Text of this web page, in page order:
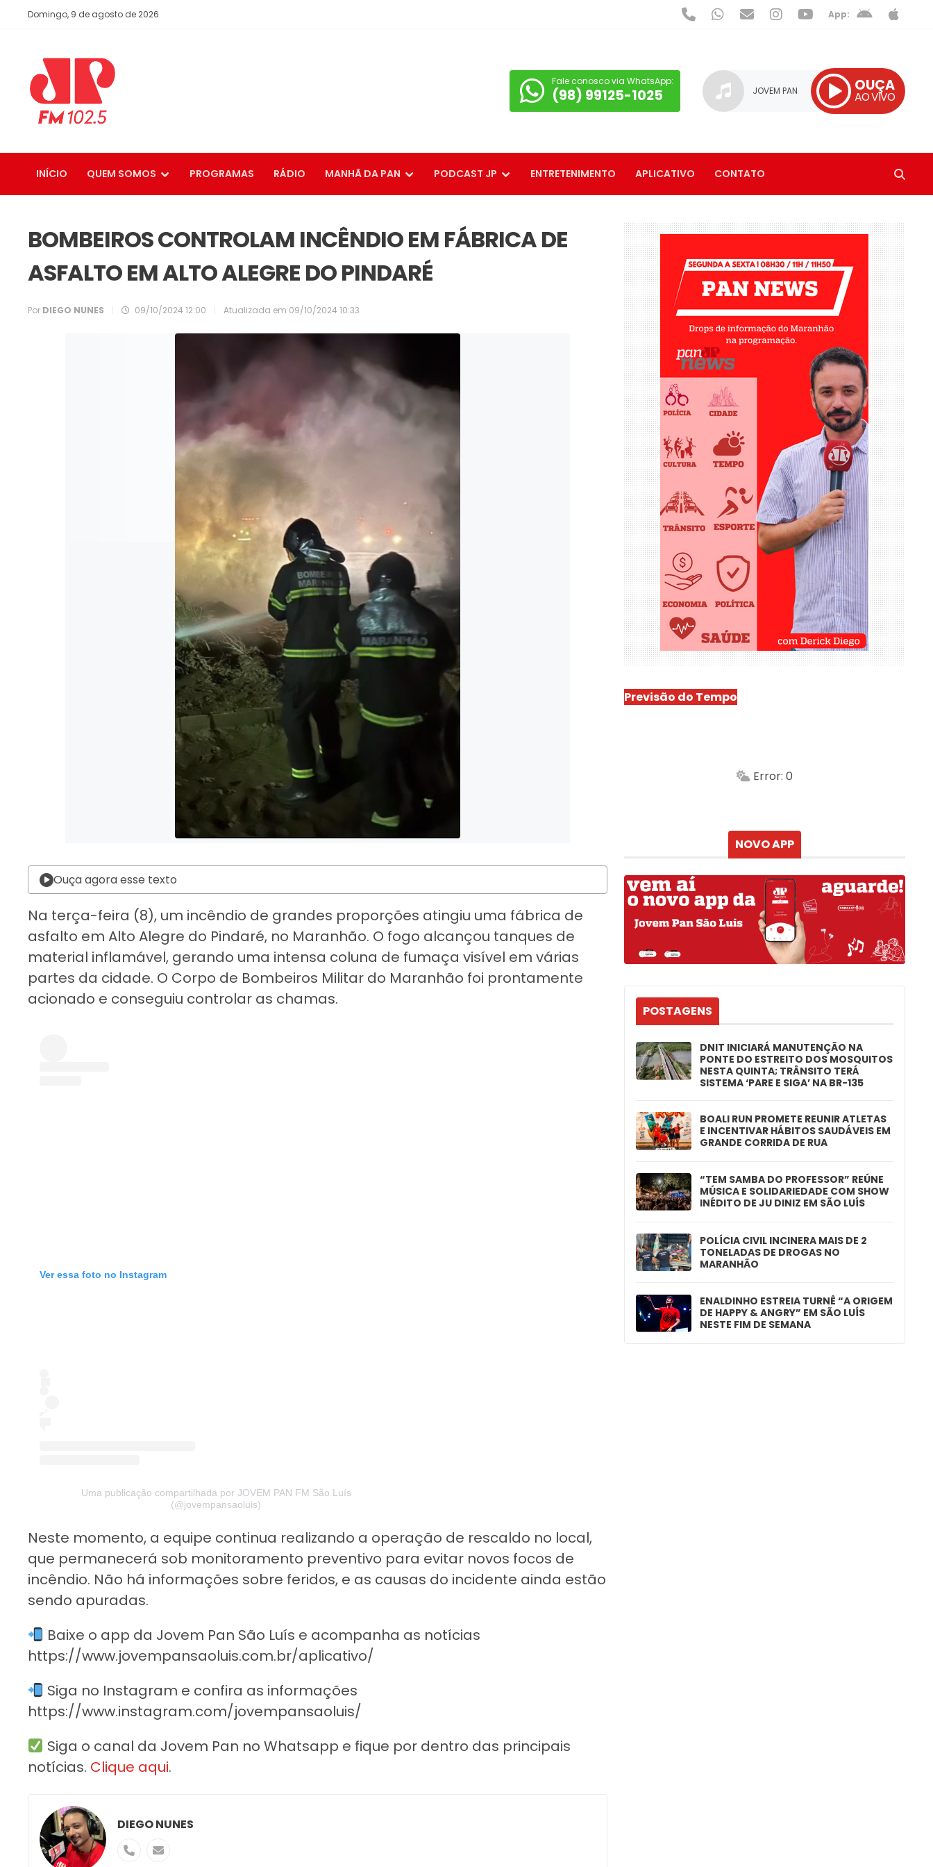
Domingo, 9 de agosto de 2026 App:
Fale conosco via WhatsApp:
(98) 99125-1025 JOVEM PAN OUÇA
AO VIVO
INÍCIO QUEM SOMOS PROGRAMAS RÁDIO MANHÃ DA PAN PODCAST JP ENTRETENIMENTO APLICATIVO CONTATO
BOMBEIROS CONTROLAM INCÊNDIO EM FÁBRICA DE
ASFALTO EM ALTO ALEGRE DO PINDARÉ
Por DIEGO NUNES 09/10/2024 12:00 Atualizada em 09/10/2024 10:33
Ouça agora esse texto
Na terça-feira (8), um incêndio de grandes proporções atingiu uma fábrica de
asfalto em Alto Alegre do Pindaré, no Maranhão. O fogo alcançou tanques de
material inflamável, gerando uma intensa coluna de fumaça visível em várias
partes da cidade. O Corpo de Bombeiros Militar do Maranhão foi prontamente
acionado e conseguiu controlar as chamas.
Ver essa foto no Instagram
Uma publicação compartilhada por JOVEM PAN FM São Luís
(@jovempansaoluis)
Neste momento, a equipe continua realizando a operação de rescaldo no local,
que permanecerá sob monitoramento preventivo para evitar novos focos de
incêndio. Não há informações sobre feridos, e as causas do incidente ainda estão
sendo apuradas.
Baixe o app da Jovem Pan São Luís e acompanha as notícias
https://www.jovempansaoluis.com.br/aplicativo/
Siga no Instagram e confira as informações
https://www.instagram.com/jovempansaoluis/
Siga o canal da Jovem Pan no Whatsapp e fique por dentro das principais
notícias. Clique aqui.
DIEGO NUNES
Previsão do Tempo
Min.
Error: 0
NOVO APP
POSTAGENS
DNIT INICIARÁ MANUTENÇÃO NA
PONTE DO ESTREITO DOS MOSQUITOS
NESTA QUINTA; TRÂNSITO TERÁ
SISTEMA ‘PARE E SIGA’ NA BR-135
BOALI RUN PROMETE REUNIR ATLETAS
E INCENTIVAR HÁBITOS SAUDÁVEIS EM
GRANDE CORRIDA DE RUA
“TEM SAMBA DO PROFESSOR” REÚNE
MÚSICA E SOLIDARIEDADE COM SHOW
INÉDITO DE JU DINIZ EM SÃO LUÍS
POLÍCIA CIVIL INCINERA MAIS DE 2
TONELADAS DE DROGAS NO
MARANHÃO
ENALDINHO ESTREIA TURNÊ “A ORIGEM
DE HAPPY & ANGRY” EM SÃO LUÍS
NESTE FIM DE SEMANA